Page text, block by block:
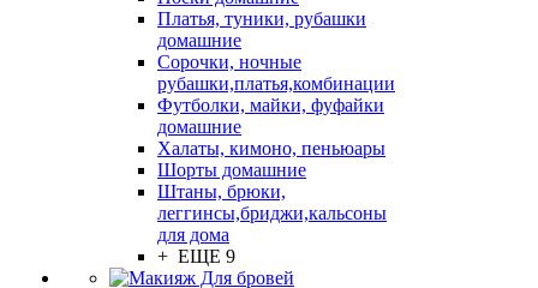
Платья, туники, рубашки
домашние
Сорочки, ночные
рубашки,платья,комбинации
Футболки, майки, фуфайки
домашние
Халаты, кимоно, пеньюары
Шорты домашние
Штаны, брюки,
леггинсы,бриджи,кальсоны
для дома
+ ЕЩЕ 9